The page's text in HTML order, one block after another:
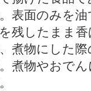
表面のみを
残したまま
煮物にした
煮物やおで